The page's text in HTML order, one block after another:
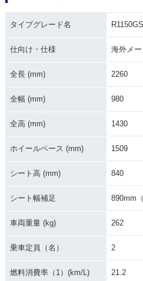
タイプグレード名 R1150GS
仕向け・仕様 海外メ
全長 (mm) 2260
全幅 (mm) 980
全高 (mm) 1430
ホイールベース (mm) 1509
シート高 (mm) 840
シート幅補足 890mm
車両重量 (kg) 262
乗車定員（名） 2
燃料消費率（1）(km/L) 21.2